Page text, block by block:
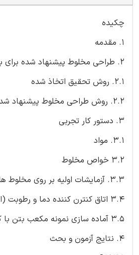
چکیده
1. مقدمه
2. طراحی مخلوط پیشنهاد شده برای بتن با کارایی بالا (HPC)
2.1. روش تحقیق اتخاذ شده
2.2. روش طراحی مخلوط پیشنهاد شده برای بتن با کارایی بالا (HPC)
3. دستور کار تجربی
3.1. مواد
3.2 خواص مخلوط
3.3. آزمایشات اولیه بر روی مخلوط های بتن با کارایی بالا (HPC)
3.4 اتاق کنترن کننده دما و رطوبت (اتاق رطوبت)
3.5 آماده سازی نمونه مکعب بتن با کیفیت بالا
4. نتایج آزمون و بحث